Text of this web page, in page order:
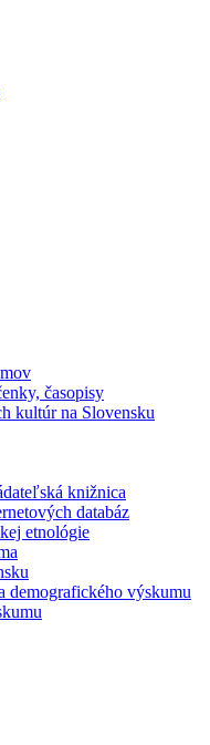
časopisy
kultúr na Slovensku
knižnica
databáz
etnológie
demografického výskumu